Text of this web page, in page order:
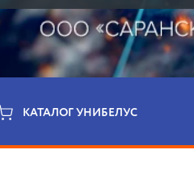
КАТАЛОГ УНИБЕЛУС